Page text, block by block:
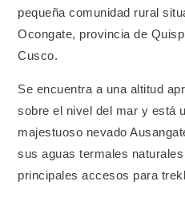
pequeña comunidad rural
Ocongate, provincia de
Cusco.
Se encuentra a una altitud
sobre el nivel del mar y está
majestuoso nevado
sus aguas termales
principales accesos para